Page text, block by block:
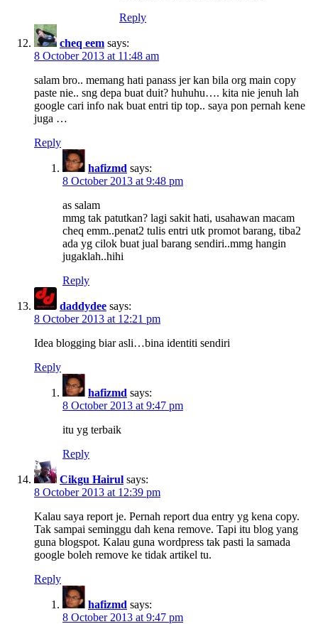
Reply
cheq eem says:
8 October 2013 at 11:48 am
salam bro.. memang hati panass jer kan bila org main copy
paste nie.. sng depa buat duit? huhuhu…. kita nie jenuh lah
google cari info nak buat entri tip top.. saya pon pernah kene
juga …
Reply
hafizmd says:
8 October 2013 at 9:48 pm
as salam
mmg tak patutkan? lagi sakit hati, usahawan macam
cheq emm..penat2 tulis entri utk promot barang, tiba2
ada yg cilok buat jual barang sendiri..mmg hangin
jugaklah..hihi
Reply
daddydee says:
8 October 2013 at 12:21 pm
Idea blogging biar asli…bina identiti sendiri
Reply
hafizmd says:
8 October 2013 at 9:47 pm
itu yg terbaik
Reply
Cikgu Hairul says:
8 October 2013 at 12:39 pm
Kalau saya report je. Pernah report dua entry yg kena copy.
Tak sampai seminggu dah kena remove. Tapi itu blog yang
guna blogspot. Kalau guna wordpress tak pasti la samada
google boleh remove ke tidak artikel tu.
Reply
hafizmd says:
8 October 2013 at 9:47 pm